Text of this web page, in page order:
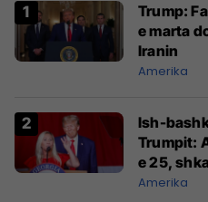
Trump:
e marta
Iranin
Amerika
Ish-
Trumpit:
e 25,
Amerika